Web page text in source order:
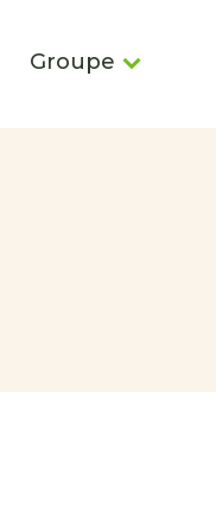
Groupe